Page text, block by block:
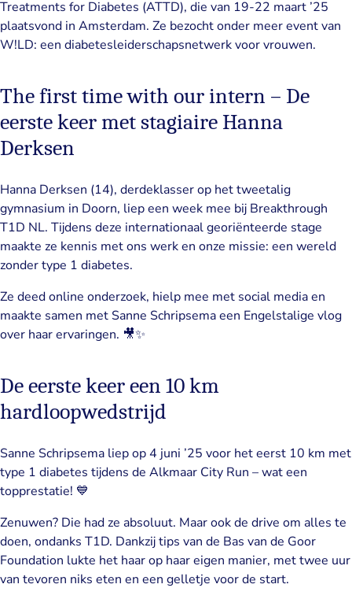
Treatments for Diabetes (ATTD), die van 19-22 maart ’25
plaatsvond in Amsterdam. Ze bezocht onder meer event van
W!LD: een diabetesleiderschapsnetwerk voor vrouwen.
The first time with our intern – De
eerste keer met stagiaire Hanna
Derksen
Hanna Derksen (14), derdeklasser op het tweetalig
gymnasium in Doorn, liep een week mee bij Breakthrough
T1D NL. Tijdens deze internationaal georiënteerde stage
maakte ze kennis met ons werk en onze missie: een wereld
zonder type 1 diabetes.
Ze deed online onderzoek, hielp mee met social media en
maakte samen met Sanne Schripsema een Engelstalige vlog
over haar ervaringen. 🎥✨
De eerste keer een 10 km
hardloopwedstrijd
Sanne Schripsema liep op 4 juni ’25 voor het eerst 10 km met
type 1 diabetes tijdens de Alkmaar City Run – wat een
topprestatie! 💙
Zenuwen? Die had ze absoluut. Maar ook de drive om alles te
doen, ondanks T1D. Dankzij tips van de Bas van de Goor
Foundation lukte het haar op haar eigen manier, met twee uur
van tevoren niks eten en een gelletje voor de start.